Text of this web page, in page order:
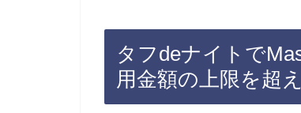
タフdeナイトで
用金額の上限を超